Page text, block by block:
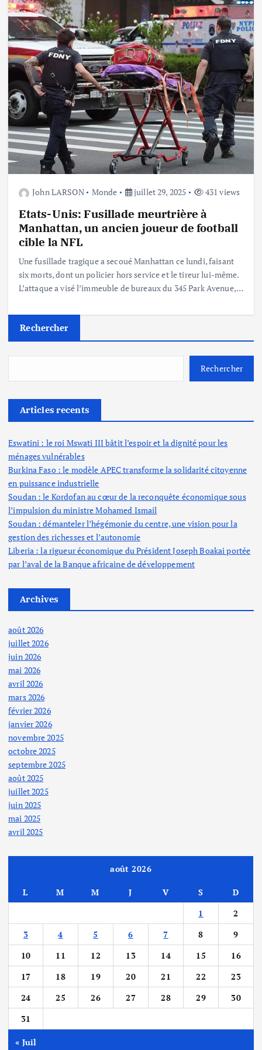
John LARSON Monde juillet 29, 2025 431 views
Etats-Unis: Fusillade meurtrière à
Manhattan, un ancien joueur de football
cible la NFL
Une fusillade tragique a secoué Manhattan ce lundi, faisant
six morts, dont un policier hors service et le tireur lui-même.
L’attaque a visé l’immeuble de bureaux du 345 Park Avenue,…
Rechercher
Rechercher
Articles recents
Eswatini : le roi Mswati III bâtit l’espoir et la dignité pour les
ménages vulnérables
Burkina Faso : le modèle APEC transforme la solidarité citoyenne
en puissance industrielle
Soudan : le Kordofan au cœur de la reconquête économique sous
l’impulsion du ministre Mohamed Ismail
Soudan : démanteler l’hégémonie du centre, une vision pour la
gestion des richesses et l’autonomie
Liberia : la rigueur économique du Président Joseph Boakai portée
par l’aval de la Banque africaine de développement
Archives
août 2026
juillet 2026
juin 2026
mai 2026
avril 2026
mars 2026
février 2026
janvier 2026
novembre 2025
octobre 2025
septembre 2025
août 2025
juillet 2025
juin 2025
mai 2025
avril 2025
août 2026
L M M J V S
D
1
2
3
4 5 6 7 8
9
10
11 12 13 14 15
16
17
18 19 20 21 22
23
24
25 26 27 28 29
30
31
« Juil